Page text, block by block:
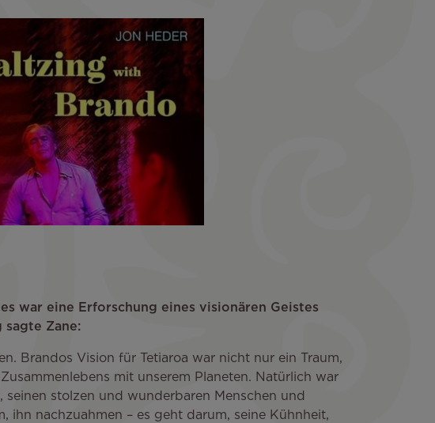
war eine Erforschung eines visionären Geistes
sagte Zane:
Brandos Vision für Tetiaroa war nicht nur ein Traum,
mit unserem Planeten. Natürlich war
stolzen und wunderbaren Menschen und
ihn nachzuahmen – es geht darum, seine Kühnheit,